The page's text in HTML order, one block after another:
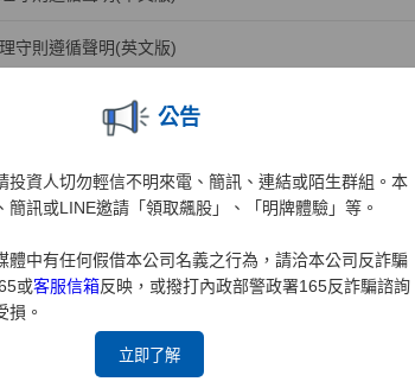
公告
投資人切勿輕信不明來電、簡訊、連結或陌生群組。本
簡訊或LINE邀請「領取飆股」、「明牌體驗」等。
體中有任何假借本公司名義之行為，請洽本公司反詐騙
或客服信箱反映，或撥打內政部警政署165反詐騙諮詢
損。
立即了解
守則遵循聲明(英文版)